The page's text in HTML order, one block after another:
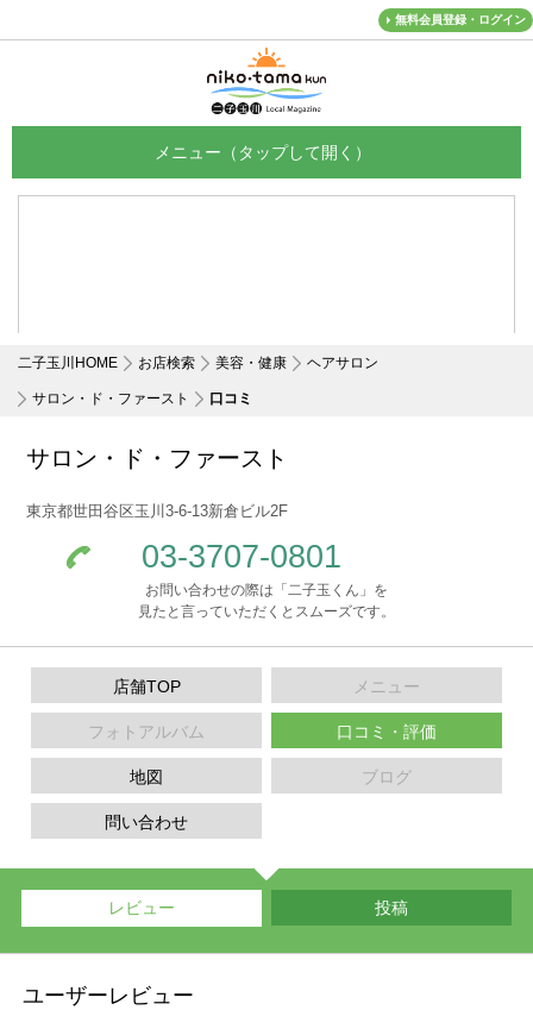
無料会員登録・ログイン
二子玉川HOME お店検索 美容・健康 ヘアサロン
サロン・ド・ファースト 口コミ
サロン・ド・ファースト
東京都世田谷区玉川3-6-13新倉ビル2F
03-3707-0801
お問い合わせの際は「二子玉くん」を
見たと言っていただくとスムーズです。
店舗TOP メニュー
フォトアルバム 口コミ・評価
地図 ブログ
問い合わせ
レビュー 投稿
ユーザーレビュー
メニュー